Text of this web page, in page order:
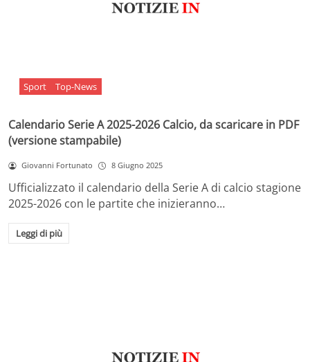
Sport Top-News
Calendario Serie A 2025-2026 Calcio, da scaricare in PDF
(versione stampabile)
Giovanni Fortunato 8 Giugno 2025
Ufficializzato il calendario della Serie A di calcio stagione
2025-2026 con le partite che inizieranno…
Leggi di più